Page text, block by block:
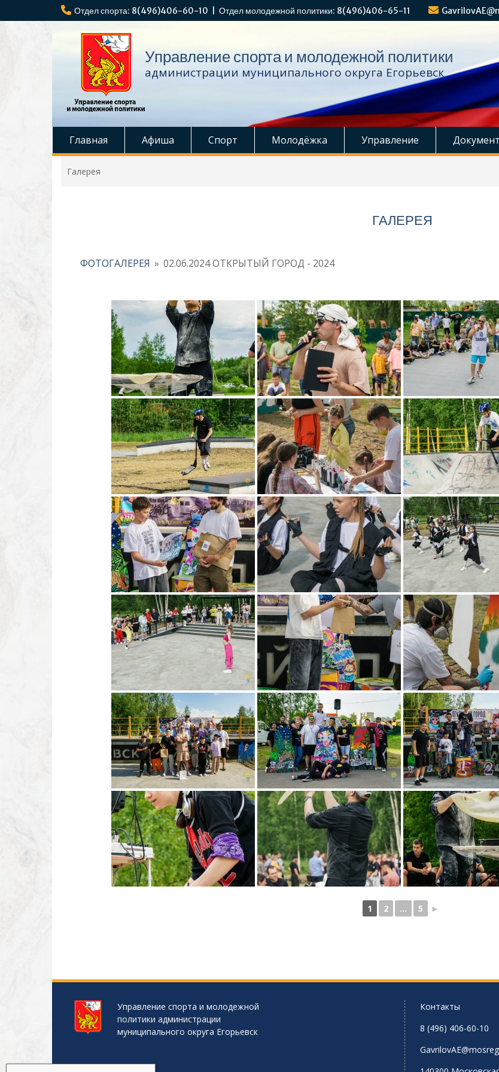
к
Отдел спорта: 8(496)406-60-10 | Отдел молодежной политики: 8(496)406-65-11
Управление спорта и молодежной политики
администрации муниципального округа Егорьевск
Главная Афиша Спорт Молодёжка Управление
Галерея
ГАЛЕРЕЯ
ФОТОГАЛЕРЕЯ » 02.06.2024 ОТКРЫТЫЙ ГОРОД - 2024
1 2 ... 5 ►
Управление спорта и молодежной
политики администрации
муниципального округа Егорьевск
Контакты
8 (496) 406-60-10